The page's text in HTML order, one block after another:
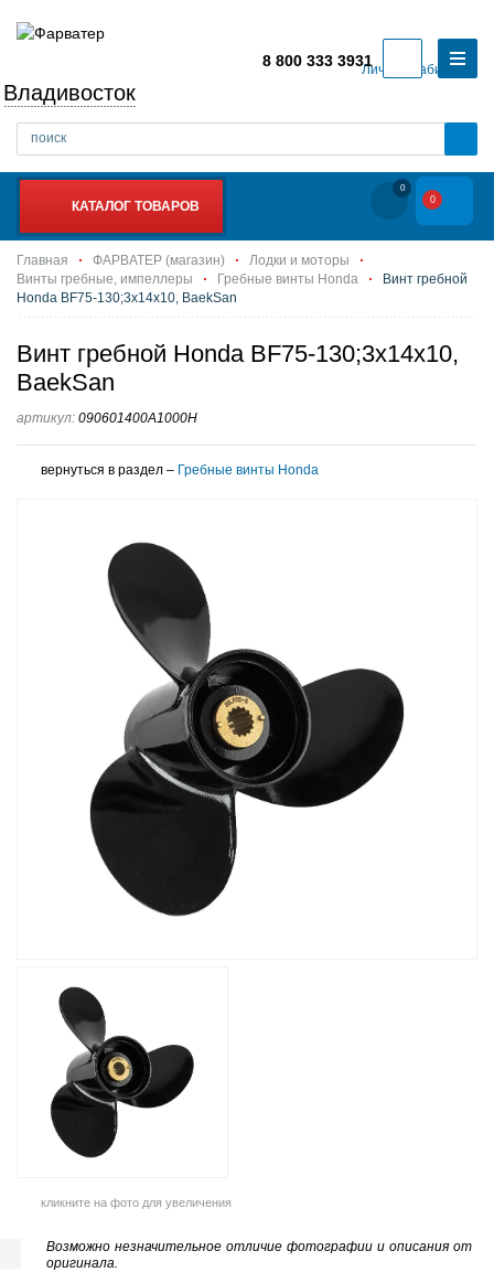
Личный кабинет
Владивосток
8 800 333 3931
КАТАЛОГ ТОВАРОВ
0
0
Главная ФАРВАТЕР (магазин)
Лодки и моторы
Винты гребные, импеллеры
Гребные винты Honda
Винт гребной
Honda BF75-130;3x14x10, BaekSan
Винт гребной Honda BF75-130;3x14x10,
BaekSan
артикул: 090601400A1000H
вернуться в раздел – Гребные винты Honda
кликните на фото для увеличения
Возможно незначительное отличие фотографии и описания от
оригинала.